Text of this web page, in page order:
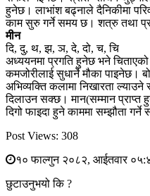
हुनेछ। लाभांश बढ्नाले दैनिकीमा
काम सुरु गर्ने समय छ। शत्रु तथा
मीन
दि, दु, थ, झ, ञ, दे, दो, च, चि
अध्ययनमा प्रगति हुनेछ भने
कमजोरीलाई सुधार्ने मौका
अभिव्यक्ति कलामा निखारता
दिलाउन सक्छ। मान(सम्मान
दिगो फाइदा हुने काममा सम्झौता
Post Views: 308
१० फाल्गुन २०८२, आईतवार
छुटाउनुभयो कि ?